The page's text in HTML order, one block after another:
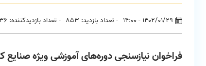
1402/01/29 - 14:00 - تعداد بازدید: 853 - تعداد بازدیدکننده: 836
فراخوان نیازسنجی دوره‌های آموزشی ویژه